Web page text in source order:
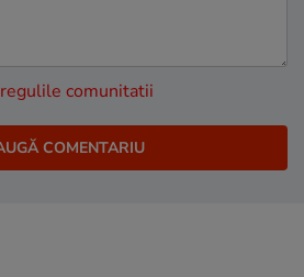
regulile comunitatii